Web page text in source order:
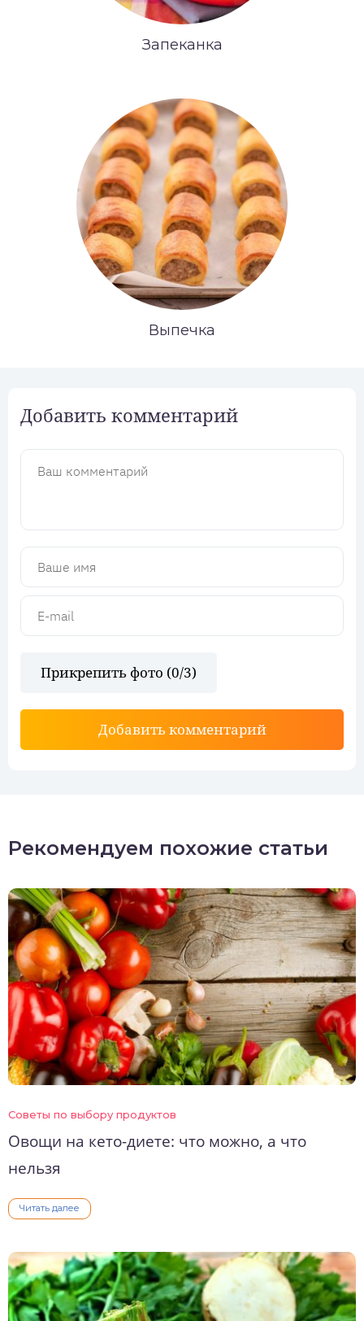
Запеканка
Выпечка
Добавить комментарий
Прикрепить фото (0/3)
Добавить комментарий
Рекомендуем похожие статьи
Советы по выбору продуктов
Овощи на кето-диете: что можно, а что
нельзя
Читать далее